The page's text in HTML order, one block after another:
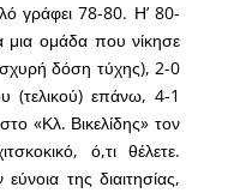
γράφει 78-80. Η’ 80-
μια ομάδα που νίκησε
δόση τύχης), 2-0
(τελικού) επάνω, 4-1
«Κλ. Βικελίδης» τον
ό,τι θέλετε.
της διαιτησίας,